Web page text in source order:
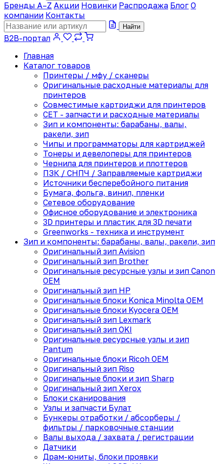
Бренды A–Z Акции Новинки Распродажа Блог О
компании Контакты
Найти
B2B-портал
Главная
Каталог товаров
Принтеры / мфу / сканеры
Оригинальные расходные материалы для
принтеров
Совместимые картриджи для принтеров
CET - запчасти и расходные материалы
Зип и компоненты: барабаны, валы,
ракели, зип
Чипы и программаторы для картриджей
Тонеры и девелоперы для принтеров
Чернила для принтеров и плоттеров
ПЗК / СНПЧ / Заправляемые картриджи
Источники бесперебойного питания
Бумага, фольга, винил, пленки
Сетевое оборудование
Офисное оборудование и электроника
3D принтеры и пластик для 3D печати
Greenworks - техника и инструмент
Зип и компоненты: барабаны, валы, ракели, зип
Оригинальный зип Avision
Оригинальный зип Brother
Оригинальные ресурсные узлы и зип Canon
OEM
Оригинальный зип HP
Оригинальные блоки Konica Minolta OEM
Оригинальные блоки Kyocera OEM
Оригинальный зип Lexmark
Оригинальный зип OKI
Оригинальные ресурсные узлы и зип
Pantum
Оригинальные блоки Ricoh OEM
Оригинальный зип Riso
Оригинальные блоки и зип Sharp
Оригинальный зип Xerox
Блоки сканирования
Узлы и запчасти Булат
Бункеры отработки / абсорберы /
фильтры / парковочные станции
Валы выхода / захвата / регистрации
Датчики
Драм-юниты, блоки проявки